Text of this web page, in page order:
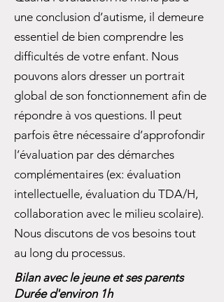
une conclusion d’autisme, il demeure
essentiel de bien comprendre les
difficultés de votre enfant. Nous
pouvons alors dresser un portrait
global de son fonctionnement afin de
répondre à vos questions. Il peut
parfois être nécessaire d’approfondir
l’évaluation par des démarches
complémentaires (ex: évaluation
intellectuelle, évaluation du TDA/H,
collaboration avec le milieu scolaire).
Nous discutons de vos besoins tout
au long du processus.
Bilan avec le jeune et ses parents
Durée d'environ 1h